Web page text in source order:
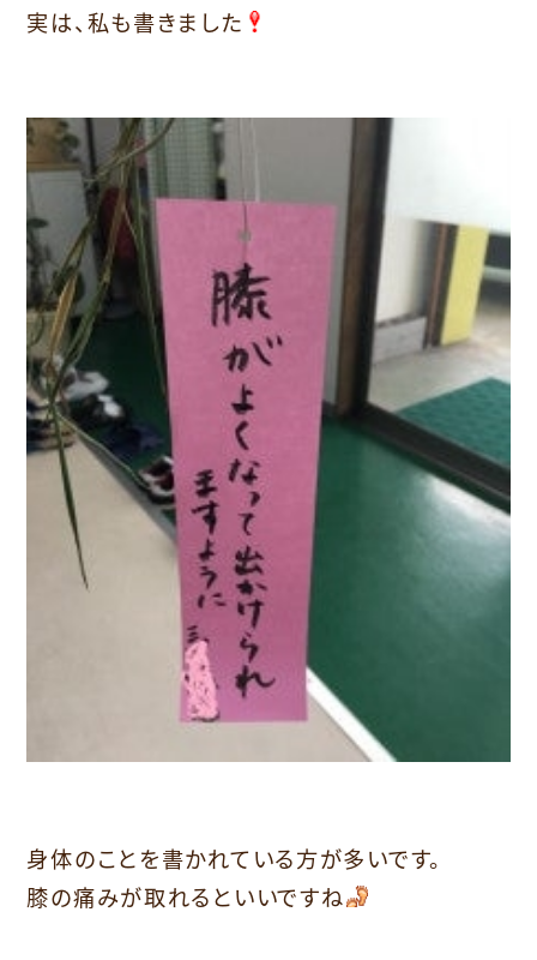
実は、私も書きました
身体のことを書かれている方が多いです。
膝の痛みが取れるといいですね